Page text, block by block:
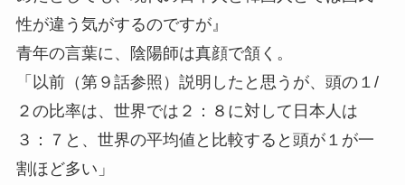
性が違う気がするのですが』
青年の言葉に、陰陽師は真顔で頷く。
「以前（第９話参照）説明したと思うが、頭の１/
２の比率は、世界では２：８に対して日本人は
３：７と、世界の平均値と比較すると頭が１が一
割ほど多い」